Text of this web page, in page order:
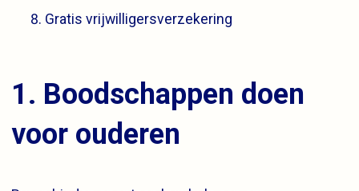
Gratis vrijwilligersverzekering
1. Boodschappen doen
voor ouderen